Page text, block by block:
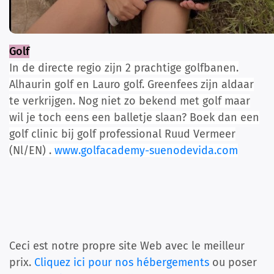
Golf
In de directe regio zijn 2 prachtige golfbanen.
Alhaurin golf en Lauro golf. Greenfees zijn aldaar
te verkrijgen. Nog niet zo bekend met golf maar
wil je toch eens een balletje slaan? Boek dan een
golf clinic bij golf professional Ruud Vermeer
(Nl/EN) . www.golfacademy-suenodevida.com
Ceci est notre propre site Web avec le meilleur
prix. Cliquez ici pour nos hébergements ou poser